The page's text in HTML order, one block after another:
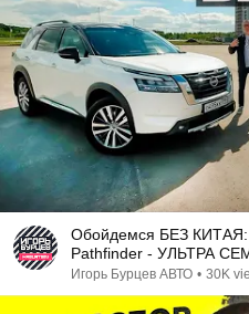
Обойдемся БЕЗ КИТАЯ:
Pathfinder - УЛЬТРА
Игорь Бурцев АВТО • 30K